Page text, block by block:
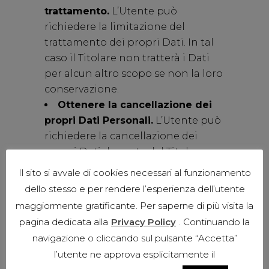
trattamento. L’Utente può
richiedere la limitazione del
trattamento dei propri Dati. In tal
caso il Titolare non tratterà i Dati
per alcun altro scopo se non la loro
conservazione.
Ottenere la cancellazione dei
propri Dati Personali. L’Utente può
richiedere la cancellazione dei
propri Dati da parte del Titolare.
Ricevere i propri Dati o farli
trasferire ad altro titolare.
L’Utente
formato strutturato, di uso comune
e leggibile da dispositivo
automatico e, ove tecnicamente
fattibile, di ottenerne il
Il sito si avvale di cookies necessari al funzionamento
dello stesso e per rendere l’esperienza dell’utente
maggiormente gratificante. Per saperne di più visita la
pagina dedicata alla Privacy Policy
. Continuando la
navigazione o cliccando sul pulsante “Accetta”
l’utente ne approva esplicitamente il